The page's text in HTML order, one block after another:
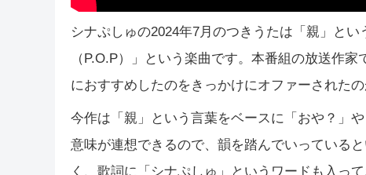
シナぷしゅの2024年7月のつきうたは「親」と
（P.O.P）」という楽曲です。本番組の放送作
におすすめしたのをきっかけにオファーされた
今作は「親」という言葉をベースに「おや？」
意味が連想できるので、韻を踏んでいっている
く、歌詞に「シナぷしゅ」というワードも入っ